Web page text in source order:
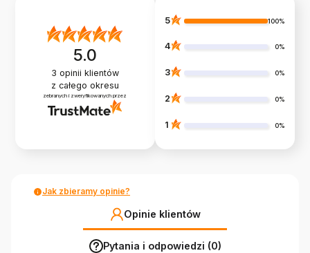
5.0
3 opinii klientów
z całego okresu
zebranych i zweryfikowanych przez
5 100%
4 0%
3 0%
2 0%
1 0%
Jak zbieramy opinie?
Opinie klientów
Pytania i odpowiedzi (0)